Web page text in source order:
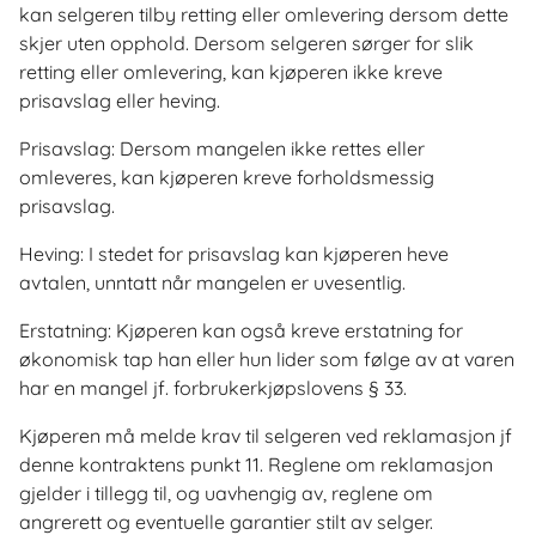
kan selgeren tilby retting eller omlevering dersom dette
skjer uten opphold. Dersom selgeren sørger for slik
retting eller omlevering, kan kjøperen ikke kreve
prisavslag eller heving.
Prisavslag: Dersom mangelen ikke rettes eller
omleveres, kan kjøperen kreve forholdsmessig
prisavslag.
Heving: I stedet for prisavslag kan kjøperen heve
avtalen, unntatt når mangelen er uvesentlig.
Erstatning: Kjøperen kan også kreve erstatning for
økonomisk tap han eller hun lider som følge av at varen
har en mangel jf. forbrukerkjøpslovens § 33.
Kjøperen må melde krav til selgeren ved reklamasjon jf
denne kontraktens punkt 11. Reglene om reklamasjon
gjelder i tillegg til, og uavhengig av, reglene om
angrerett og eventuelle garantier stilt av selger.